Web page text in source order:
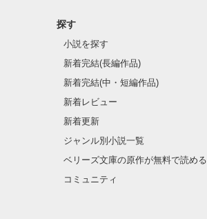
探す
小説を探す
新着完結(長編作品)
新着完結(中・短編作品)
新着レビュー
新着更新
ジャンル別小説一覧
ベリーズ文庫の原作が無料で読める
コミュニティ